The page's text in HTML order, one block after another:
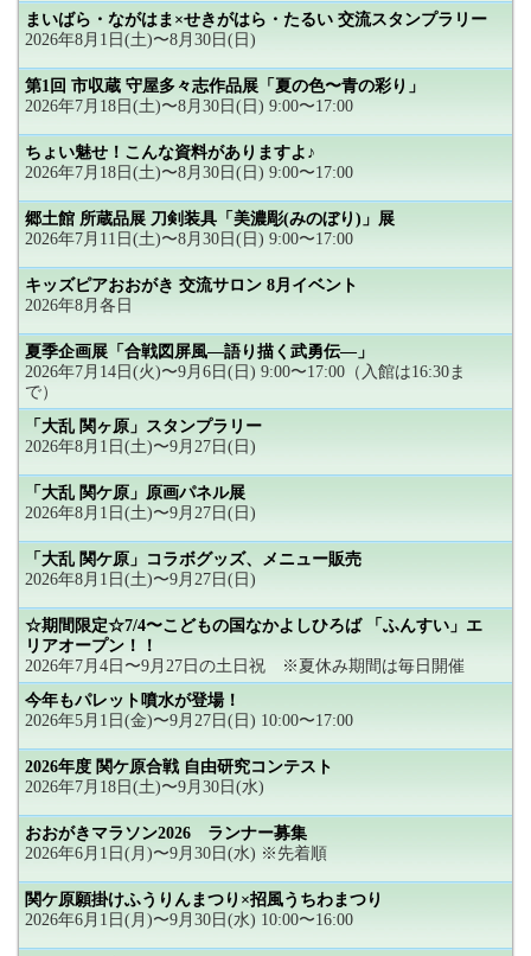
まいばら・ながはま×せきがはら・たるい 交流スタンプラリー
2026年8月1日(土)〜8月30日(日)
第1回 市収蔵 守屋多々志作品展「夏の色〜青の彩り」
2026年7月18日(土)〜8月30日(日) 9:00〜17:00
ちょい魅せ！こんな資料がありますよ♪
2026年7月18日(土)〜8月30日(日) 9:00〜17:00
郷土館 所蔵品展 刀剣装具「美濃彫(みのぼり)」展
2026年7月11日(土)〜8月30日(日) 9:00〜17:00
キッズピアおおがき 交流サロン 8月イベント
2026年8月各日
夏季企画展「合戦図屏風―語り描く武勇伝―」
2026年7月14日(火)〜9月6日(日) 9:00〜17:00（入館は16:30ま
で）
「大乱 関ヶ原」スタンプラリー
2026年8月1日(土)〜9月27日(日)
「大乱 関ケ原」原画パネル展
2026年8月1日(土)〜9月27日(日)
「大乱 関ケ原」コラボグッズ、メニュー販売
2026年8月1日(土)〜9月27日(日)
☆期間限定☆7/4〜こどもの国なかよしひろば 「ふんすい」エ
リアオープン！！
2026年7月4日〜9月27日の土日祝 ※夏休み期間は毎日開催
今年もパレット噴水が登場！
2026年5月1日(金)〜9月27日(日) 10:00〜17:00
2026年度 関ケ原合戦 自由研究コンテスト
2026年7月18日(土)〜9月30日(水)
おおがきマラソン2026 ランナー募集
2026年6月1日(月)〜9月30日(水) ※先着順
関ケ原願掛けふうりんまつり×招風うちわまつり
2026年6月1日(月)〜9月30日(水) 10:00〜16:00